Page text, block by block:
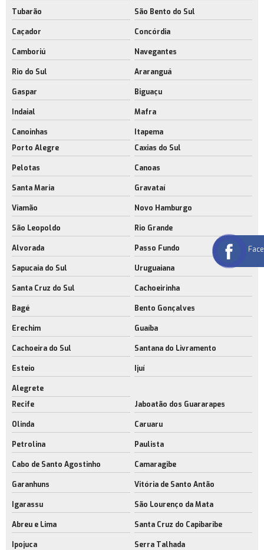
Tubarão São Bento do Sul
Caçador Concórdia
Camboriú Navegantes
Rio do Sul Araranguá
Gaspar Biguaçu
Indaial Mafra
Canoinhas
Itapema
Porto Alegre
Caxias do Sul
Pelotas Canoas
Santa Maria Gravataí
Viamão Novo Hamburgo
São Leopoldo Rio Grande
Alvorada Passo Fundo
Sapucaia do Sul Uruguaiana
Santa Cruz do Sul Cachoeirinha
Bagé Bento Gonçalves
Erechim Guaíba
Cachoeira do Sul Santana do Livramento
Esteio Ijuí
Alegrete
Recife
Jaboatão dos Guararapes
Olinda Caruaru
Petrolina Paulista
Cabo de Santo Agostinho Camaragibe
Garanhuns Vitória de Santo Antão
Igarassu São Lourenço da Mata
Abreu e Lima Santa Cruz do Capibaribe
Ipojuca Serra Talhada